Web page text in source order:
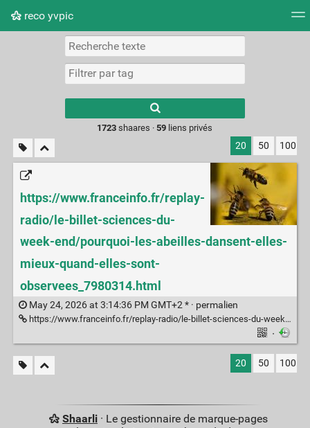
reco yvpic
Nuage de tags Mur d'images
results.
1723 shaares ·59 liens privés
20 50 100
https://www.franceinfo.fr/replay-
radio/le-billet-sciences-du-
week-end/pourquoi-les-abeilles-dansent-elles-
mieux-quand-elles-sont-
observees_7980314.html
May 24, 2026 at 3:14:36 PM GMT+2 * · permalien
https://www.franceinfo.fr/replay-radio/le-billet-sciences-du-week-end/pourquoi-les-abeilles-dansent-elles-mieux-quand-elles-sont-observees_7980314.html
·
20 50 100
Shaarli· Le gestionnaire de marque-pages